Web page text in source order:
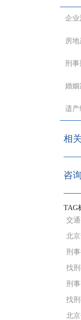
企业
房
刑事
婚姻
遗产
相
咨
TAG
交
北
刑
找
刑
找
北